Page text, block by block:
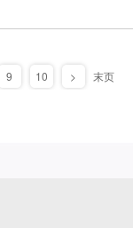
9 10 > 末页